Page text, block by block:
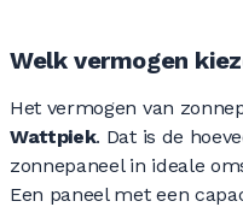
Welk vermogen
Het vermogen van
Wattpiek. Dat is de
zonnepaneel in ideale
Een paneel met een